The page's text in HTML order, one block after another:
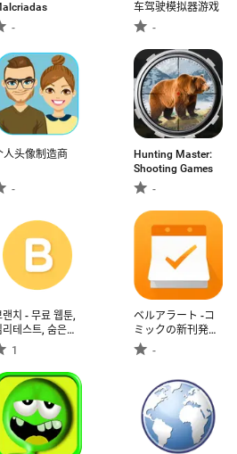
-
车驾驶模拟器游戏
-
人头像制造商
-
Hunting Master:
Shooting Games
-
랜치 - 무료 웹툰,
리테스트, 숨은그
찾기, 퀴즈, 증강
실, 헬로펫
1
ベルアラート -コ
ミックの新刊発売
日を通知-
-